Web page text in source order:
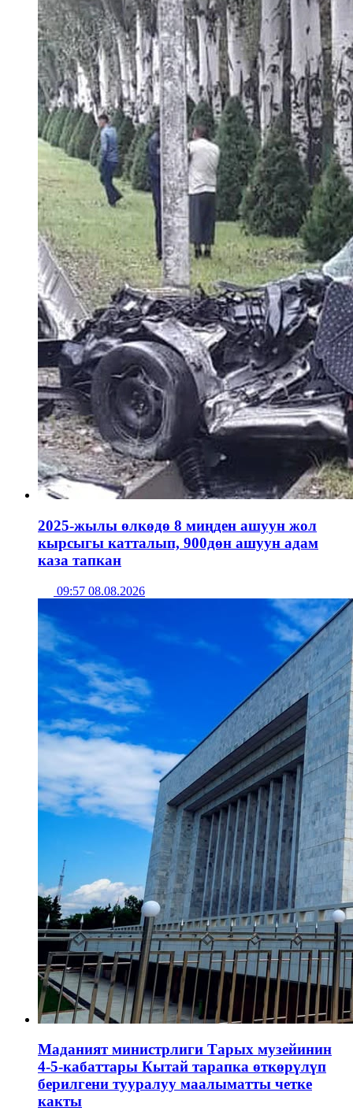
2025-жылы өлкөдө 8 миңден ашуун жол
кырсыгы катталып, 900дөн ашуун адам
каза тапкан
09:57 08.08.2026
Маданият министрлиги Тарых музейинин
4-5-кабаттары Кытай тарапка өткөрүлүп
берилгени тууралуу маалыматты четке
какты